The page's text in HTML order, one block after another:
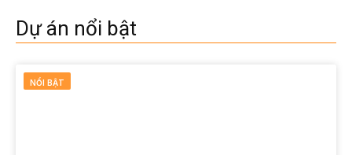
Dự án nổi bật
NỔI BẬT